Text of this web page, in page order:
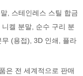
, 스테인레스 스틸 합금
켈 분말, 순수 구리 분
(용접), 3D 인쇄, 플라
은 전 세계적으로 판매